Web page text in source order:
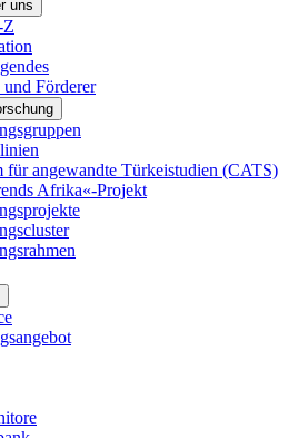
uns
Z
und Förderer
für angewandte Türkeistudien (CATS)
Afrika«-Projekt